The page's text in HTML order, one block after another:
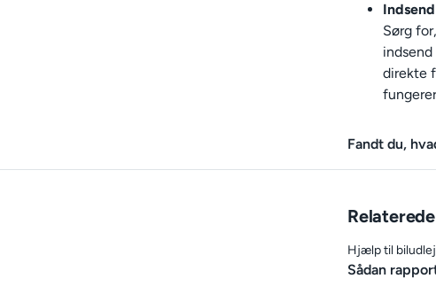
Sørg
direkte
Fandt du,
Hjælp til
Sådan